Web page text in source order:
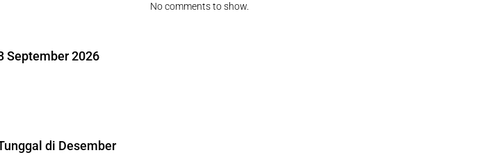
September 2026
di Desember
No comments to show.